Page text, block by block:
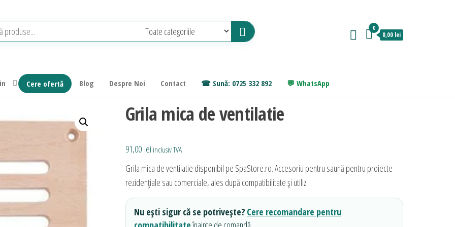
0
0,00 lei
Cere ofertă Blog Despre Noi Contact Sună: 0725 332 892 WhatsApp
Grila mica de ventilatie
91,00 lei inclusiv TVA
Grila mica de ventilatie disponibil pe SpaStore.ro. Accesoriu pentru saună pentru proiecte
rezidențiale sau comerciale, ales după compatibilitate și utiliz…
Nu ești sigur că se potrivește? Cere recomandare pentru